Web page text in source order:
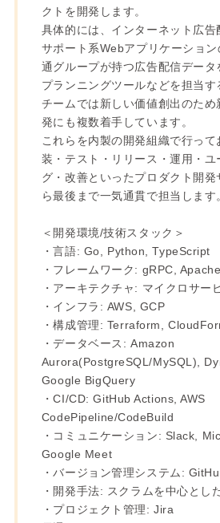
クトを開発します。
具体的には、インターネット広告
サポート系Webアプリケーショ
通グループが持つ広告配信データ
プランニングツールなどを担当
チームでは新しい価値創出のため
発にも複数着手しています。
これらを内製の開発組織で行っ
装・テスト・リリース・運用・ユ
グ・改善といったプロダクト開
ら最後まで一気通貫で担当します
＜開発環境/技術スタック＞
・言語: Go, Python, TypeScript
・フレームワーク: gRPC,
・アーキテクチャ: マイクロサー
・インフラ: AWS, GCP
・構成管理: Terraform,
・データベース: Amazon
Aurora(PostgreSQL/MySQL),
Google BigQuery
・CI/CD: GitHub Actions, AWS
CodePipeline/CodeBuild
・コミュニケーション: Slack,
Google Meet
・バージョン管理システム:
・開発手法: スクラムを中心とし
・プロジェクト管理: Jira